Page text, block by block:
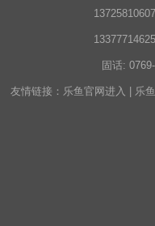
固话:
友情链接： 乐鱼官网进入 乐